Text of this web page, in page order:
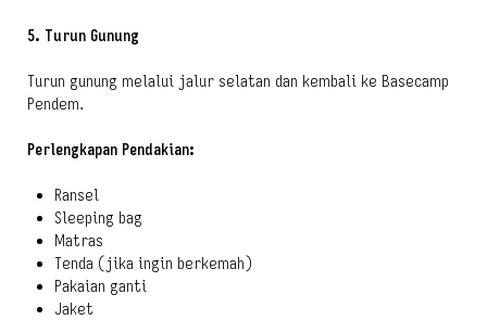
5. Turun Gunung
Turun gunung melalui jalur selatan dan kembali ke Basecamp
Pendem.
Perlengkapan Pendakian:
Ransel
Sleeping bag
Matras
Tenda (jika ingin berkemah)
Pakaian ganti
Jaket